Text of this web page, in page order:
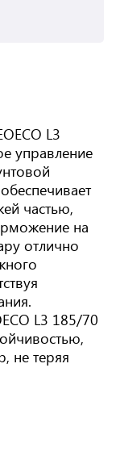
L3
управление
частью,
на
отлично
L3 185/70
не теряя